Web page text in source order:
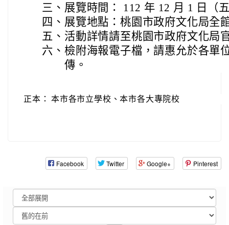
三、 展覽時間： 112 年 12 月 1 日（
四、 展覽地點：桃園市政府文化局全
五、 活動詳情請至桃園市政府文化局
六、 檢附海報電子檔，請惠允於各單
傳。
正本： 本市各市立學校、本市各大專院校
Facebook Twitter Google+ Pinterest